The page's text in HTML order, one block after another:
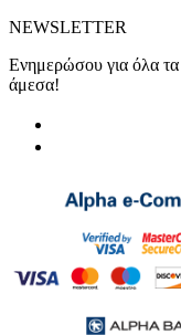
NEWSLETTER
Ενημερώσου για όλα τα
άμεσα!